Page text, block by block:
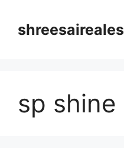
content
sp shine